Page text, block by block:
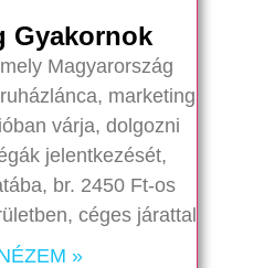
Gyakornok
Magyarország
marketing
várja, dolgozni
jelentkezését,
br. 2450 Ft-os
céges járattal
»